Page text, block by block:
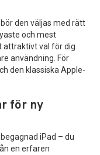
den väljas med rätt
och mest
attraktivt val för dig
användning. För
den klassiska Apple-
för ny
iPad – du
en erfaren